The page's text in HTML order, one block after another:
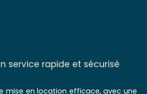
service rapide et sécurisé
mise en location efficace, avec une